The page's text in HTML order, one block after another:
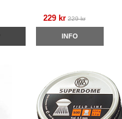
229 kr 229 kr
INFO